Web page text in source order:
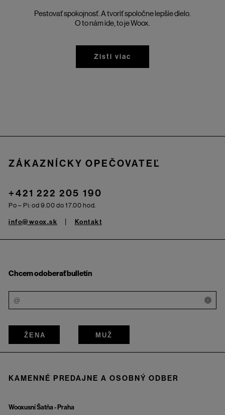
Pestovať spokojnosť. A tvoriť spoločne lepšie dielo.
O to nám ide, to je Woox.
Zisti viac
ZÁKAZNÍCKY OPEČOVATEĽ
+421 222 205 190
Po – Pi: od 9.00 do 17.00 hod.
info@woox.sk Kontakt
Chcem odoberať bulletin
i
ŽENA MUŽ
KAMENNÉ PREDAJNE A OSOBNÝ ODBER
Wooxusní Šatňa - Praha